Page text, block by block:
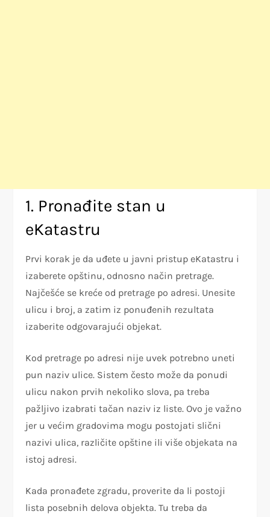
1. Pronađite stan u
eKatastru
Prvi korak je da uđete u javni pristup eKatastru i
izaberete opštinu, odnosno način pretrage.
Najčešće se kreće od pretrage po adresi. Unesite
ulicu i broj, a zatim iz ponuđenih rezultata
izaberite odgovarajući objekat.
Kod pretrage po adresi nije uvek potrebno uneti
pun naziv ulice. Sistem često može da ponudi
ulicu nakon prvih nekoliko slova, pa treba
pažljivo izabrati tačan naziv iz liste. Ovo je važno
jer u većim gradovima mogu postojati slični
nazivi ulica, različite opštine ili više objekata na
istoj adresi.
Kada pronađete zgradu, proverite da li postoji
lista posebnih delova objekta. Tu treba da